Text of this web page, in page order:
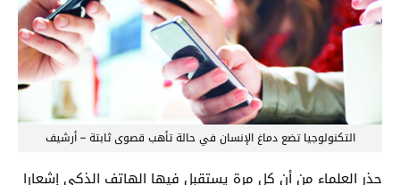
التكنولوجيا تضع دماغ الإنسان في حالة تأهب قصوى ثابتة – أرشيف
حذر العلماء من أن كل مرة يستقبل فيها الهاتف الذكي إشعارا